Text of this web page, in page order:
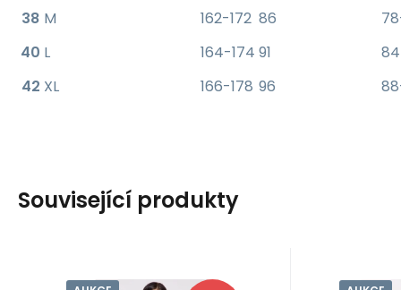
38 M 162-172 86
40 L 164-174 91
42 XL 166-178 96
Související produkty